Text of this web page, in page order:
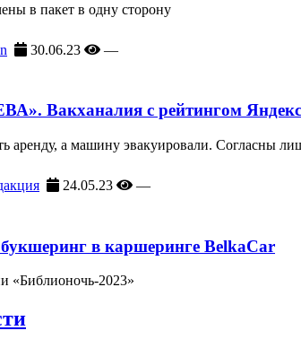
в пакет в одну сторону
30.06.23
—
Вакханалия с рейтингом
аренду, а машину эвакуировали. Согласны
24.05.23
—
в каршеринге BelkaCar
«Библионочь-2023»